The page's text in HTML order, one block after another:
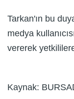
Tarkan'ın bu
medya
vererek
Kaynak: